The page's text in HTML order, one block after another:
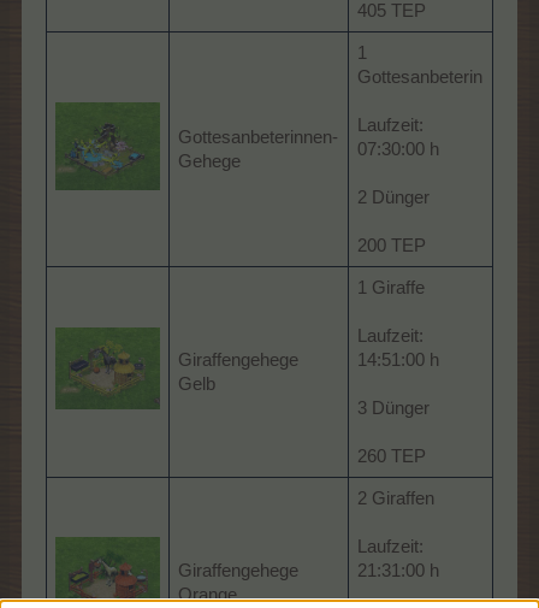
405 TEP
Gottesanbeterinnen-
Gehege
1
Gottesanbeterin
Laufzeit:
07:30:00 h
2 Dünger
200 TEP
Giraffengehege
Gelb
1 Giraffe
Laufzeit:
14:51:00 h
3 Dünger
260 TEP
Giraffengehege
Orange
2 Giraffen
Laufzeit:
21:31:00 h